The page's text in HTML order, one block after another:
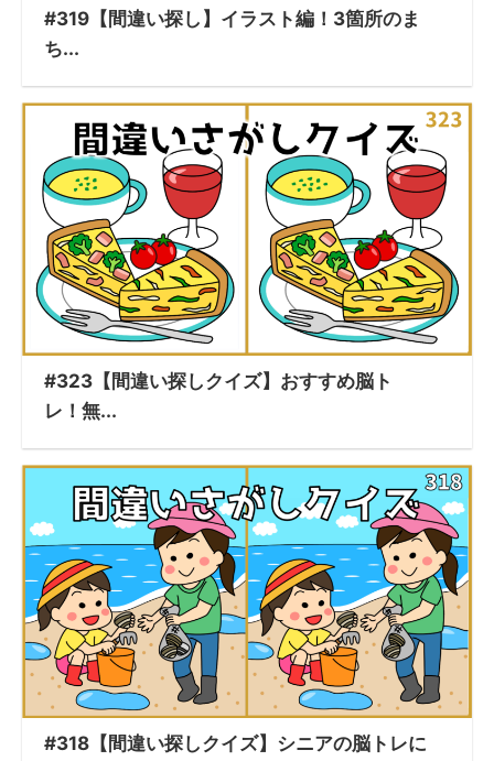
#319【間違い探し】イラスト編！3箇所のま
ち...
#323【間違い探しクイズ】おすすめ脳ト
レ！無...
#318【間違い探しクイズ】シニアの脳トレに